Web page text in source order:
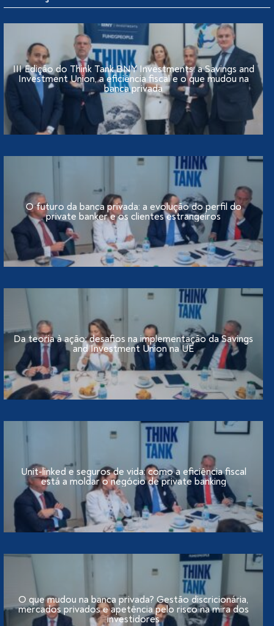
III Edição do Think Tank BNY Investments: a Savings and
Investment Union, a eficiência fiscal e o que mudou na
banca privada
O futuro da banca privada: a evolução do perfil do
private banker e os clientes estrangeiros
Da teoria à ação: desafios na implementação da Savings
and Investment Union na UE
Unit-linked e seguros de vida: como a eficiência fiscal
está a moldar o negócio de private banking
O que mudou na banca privada? Gestão discricionária,
mercados privados e apetência pelo risco na mira dos
investidores